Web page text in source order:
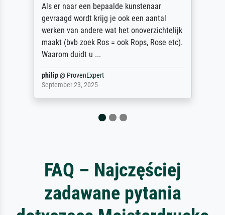
Ehefrau sein zum Hochzeits- gleichzeitig
auch Geburtstag sein) doch nach zu Hause
zugestellt wurde.
Jürgen @ProvenExpert
April 22, 2026
FAQ – Najczęściej
zadawane pytania